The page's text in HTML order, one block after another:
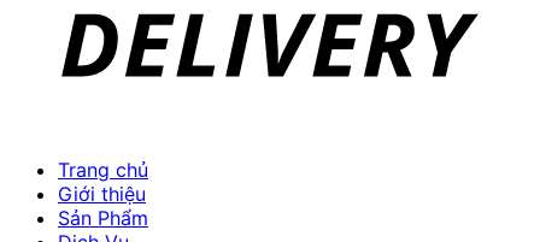
Trang chủ
Giới thiệu
Sản Phẩm